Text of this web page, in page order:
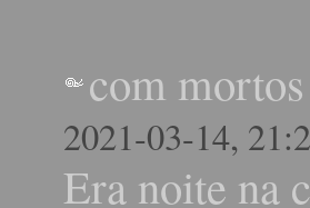
com mortos
2021-03-14,
Era noite na